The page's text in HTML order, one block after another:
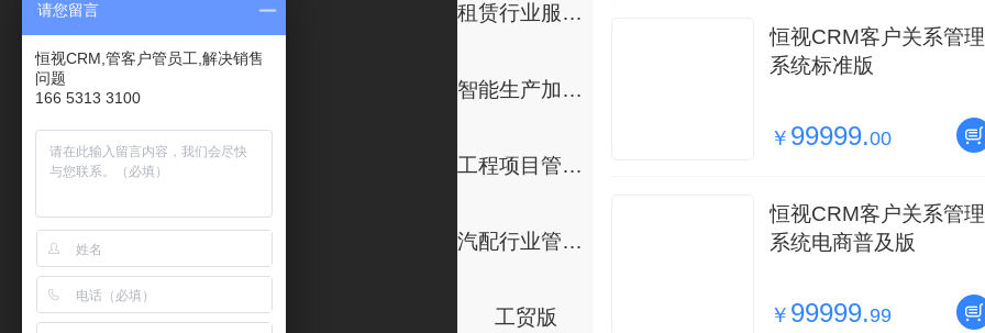
租赁行业服务管理系统
智能生产加工服务系统
工程项目管理软件
汽配行业管理软件
工贸版
恒视CRM客户关系管理
系统标准版
￥ 99999.00
恒视CRM客户关系管理
系统电商普及版
￥ 99999.99
请您留言
恒视CRM,管客户管员工,解决销售
问题
166 5313 3100